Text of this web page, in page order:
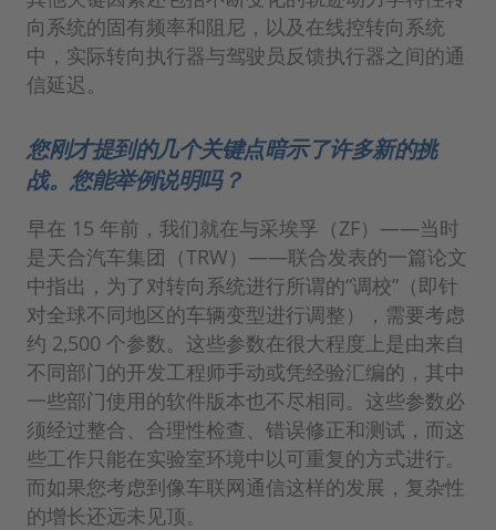
向系统的固有频率和阻尼，以及在线控转向系统
中，实际转向执行器与驾驶员反馈执行器之间的通
信延迟。
您刚才提到的几个关键点暗示了许多新的挑
战。您能举例说明吗？
早在 15 年前，我们就在与采埃孚（ZF）——当时
是天合汽车集团（TRW）——联合发表的一篇论文
中指出，为了对转向系统进行所谓的“调校”（即针
对全球不同地区的车辆变型进行调整），需要考虑
约 2,500 个参数。这些参数在很大程度上是由来自
不同部门的开发工程师手动或凭经验汇编的，其中
一些部门使用的软件版本也不尽相同。这些参数必
须经过整合、合理性检查、错误修正和测试，而这
些工作只能在实验室环境中以可重复的方式进行。
而如果您考虑到像车联网通信这样的发展，复杂性
的增长还远未见顶。